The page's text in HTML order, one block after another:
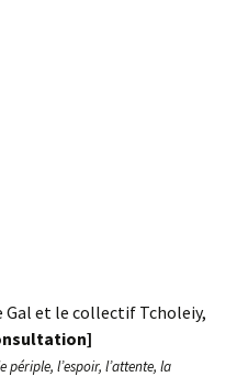
Gal et le collectif Tcholeiy,
l’espoir, l’attente, la